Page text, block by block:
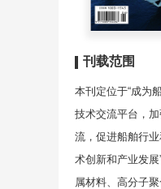
刊载范围
本刊定位于“成为
技术交流平台，
流，促进船舶行
术创新和产业发
属材料、高分子